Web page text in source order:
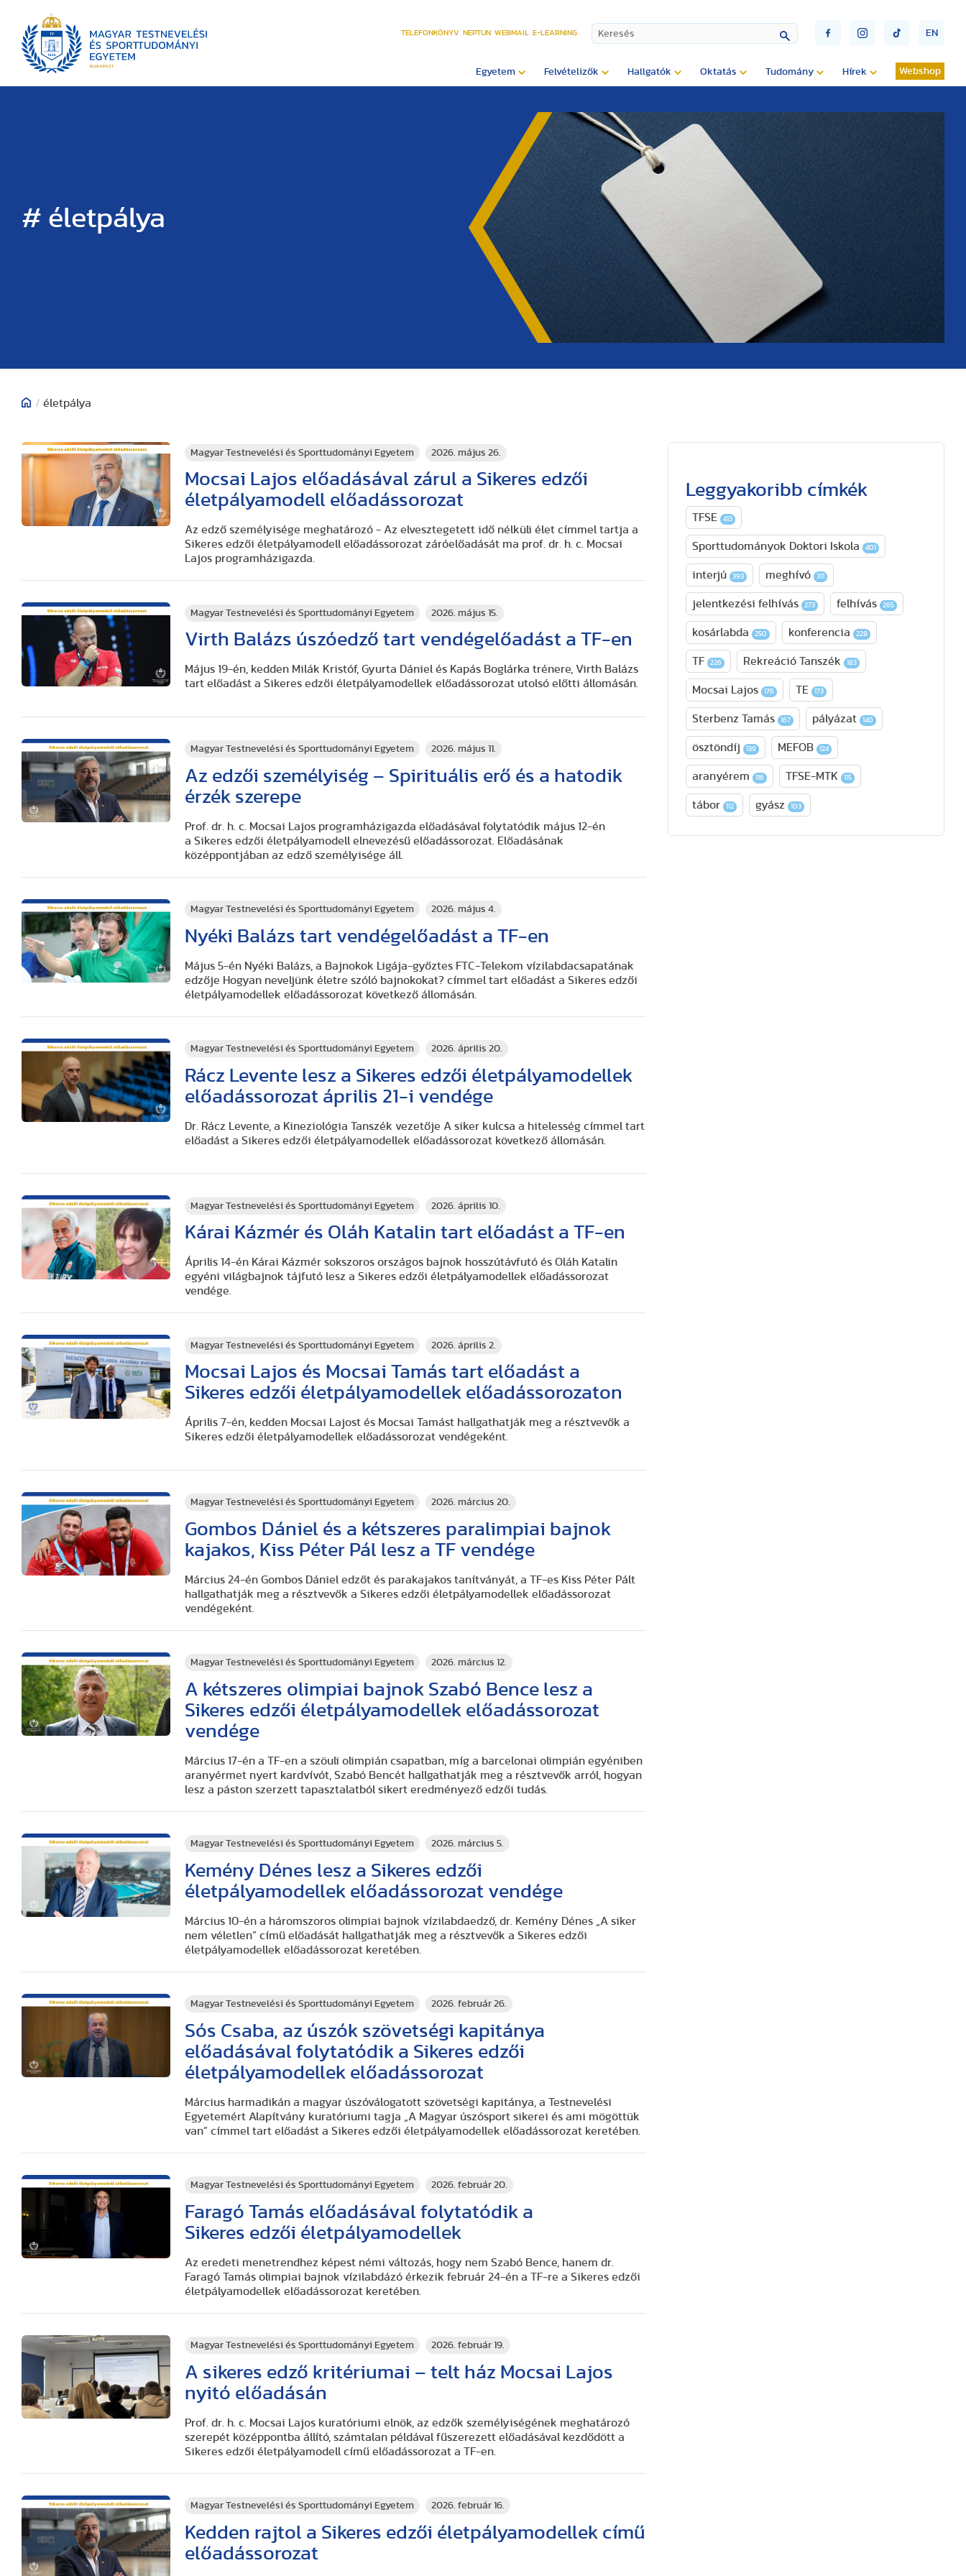
TELEFONKÖNYV NEPTUN WEBMAIL E-LEARNING EN
Egyetem Felvételizők Hallgatók Oktatás Tudomány Hírek Webshop
# életpálya
/ életpálya
Magyar Testnevelési és Sporttudományi Egyetem 2026. május 26.
Mocsai Lajos előadásával zárul a Sikeres edzői
életpályamodell előadássorozat
Az edző személyisége meghatározó - Az elvesztegetett idő nélküli élet címmel tartja a
Sikeres edzői életpályamodell előadássorozat záróelőadását ma prof. dr. h. c. Mocsai
Lajos programházigazda.
Magyar Testnevelési és Sporttudományi Egyetem 2026. május 15.
Virth Balázs úszóedző tart vendégelőadást a TF-en
Május 19-én, kedden Milák Kristóf, Gyurta Dániel és Kapás Boglárka trénere, Virth Balázs
tart előadást a Sikeres edzői életpályamodellek előadássorozat utolsó előtti állomásán.
Magyar Testnevelési és Sporttudományi Egyetem 2026. május 11.
Az edzői személyiség – Spirituális erő és a hatodik
érzék szerepe
Prof. dr. h. c. Mocsai Lajos programházigazda előadásával folytatódik május 12-én
a Sikeres edzői életpályamodell elnevezésű előadássorozat. Előadásának
középpontjában az edző személyisége áll.
Magyar Testnevelési és Sporttudományi Egyetem 2026. május 4.
Nyéki Balázs tart vendégelőadást a TF-en
Május 5-én Nyéki Balázs, a Bajnokok Ligája-győztes FTC-Telekom vízilabdacsapatának
edzője Hogyan neveljünk életre szóló bajnokokat? címmel tart előadást a Sikeres edzői
életpályamodellek előadássorozat következő állomásán.
Magyar Testnevelési és Sporttudományi Egyetem 2026. április 20.
Rácz Levente lesz a Sikeres edzői életpályamodellek
előadássorozat április 21-i vendége
Dr. Rácz Levente, a Kineziológia Tanszék vezetője A siker kulcsa a hitelesség címmel tart
előadást a Sikeres edzői életpályamodellek előadássorozat következő állomásán.
Magyar Testnevelési és Sporttudományi Egyetem 2026. április 10.
Kárai Kázmér és Oláh Katalin tart előadást a TF-en
Április 14-én Kárai Kázmér sokszoros országos bajnok hosszútávfutó és Oláh Katalin
egyéni világbajnok tájfutó lesz a Sikeres edzői életpályamodellek előadássorozat
vendége.
Magyar Testnevelési és Sporttudományi Egyetem 2026. április 2.
Mocsai Lajos és Mocsai Tamás tart előadást a
Sikeres edzői életpályamodellek előadássorozaton
Április 7-én, kedden Mocsai Lajost és Mocsai Tamást hallgathatják meg a résztvevők a
Sikeres edzői életpályamodellek előadássorozat vendégeként.
Magyar Testnevelési és Sporttudományi Egyetem 2026. március 20.
Gombos Dániel és a kétszeres paralimpiai bajnok
kajakos, Kiss Péter Pál lesz a TF vendége
Március 24-én Gombos Dániel edzőt és parakajakos tanítványát, a TF-es Kiss Péter Pált
hallgathatják meg a résztvevők a Sikeres edzői életpályamodellek előadássorozat
vendégeként.
Magyar Testnevelési és Sporttudományi Egyetem 2026. március 12.
A kétszeres olimpiai bajnok Szabó Bence lesz a
Sikeres edzői életpályamodellek előadássorozat
vendége
Március 17-én a TF-en a szöuli olimpián csapatban, míg a barcelonai olimpián egyéniben
aranyérmet nyert kardvívót, Szabó Bencét hallgathatják meg a résztvevők arról, hogyan
lesz a páston szerzett tapasztalatból sikert eredményező edzői tudás.
Magyar Testnevelési és Sporttudományi Egyetem 2026. március 5.
Kemény Dénes lesz a Sikeres edzői
életpályamodellek előadássorozat vendége
Március 10-én a háromszoros olimpiai bajnok vízilabdaedző, dr. Kemény Dénes „A siker
nem véletlen” című előadását hallgathatják meg a résztvevők a Sikeres edzői
életpályamodellek előadássorozat keretében.
Magyar Testnevelési és Sporttudományi Egyetem 2026. február 26.
Sós Csaba, az úszók szövetségi kapitánya
előadásával folytatódik a Sikeres edzői
életpályamodellek előadássorozat
Március harmadikán a magyar úszóválogatott szövetségi kapitánya, a Testnevelési
Egyetemért Alapítvány kuratóriumi tagja „A Magyar úszósport sikerei és ami mögöttük
van” címmel tart előadást a Sikeres edzői életpályamodellek előadássorozat keretében.
Magyar Testnevelési és Sporttudományi Egyetem 2026. február 20.
Faragó Tamás előadásával folytatódik a
Sikeres edzői életpályamodellek
Az eredeti menetrendhez képest némi változás, hogy nem Szabó Bence, hanem dr.
Faragó Tamás olimpiai bajnok vízilabdázó érkezik február 24-én a TF-re a Sikeres edzői
életpályamodellek előadássorozat keretében.
Magyar Testnevelési és Sporttudományi Egyetem 2026. február 19.
A sikeres edző kritériumai – telt ház Mocsai Lajos
nyitó előadásán
Prof. dr. h. c. Mocsai Lajos kuratóriumi elnök, az edzők személyiségének meghatározó
szerepét középpontba állító, számtalan példával fűszerezett előadásával kezdődött a
Sikeres edzői életpályamodell című előadássorozat a TF-en.
Magyar Testnevelési és Sporttudományi Egyetem 2026. február 16.
Kedden rajtol a Sikeres edzői életpályamodellek című
előadássorozat
Leggyakoribb címkék
TFSE 413
Sporttudományok Doktori Iskola 401
interjú 393 meghívó 311
jelentkezési felhívás 273 felhívás 265
kosárlabda 250 konferencia 228
TF 226 Rekreáció Tanszék 183
Mocsai Lajos 176 TE 173
Sterbenz Tamás 167 pályázat 140
ösztöndíj 139 MEFOB 124
aranyérem 116 TFSE-MTK 115
tábor 112 gyász 103